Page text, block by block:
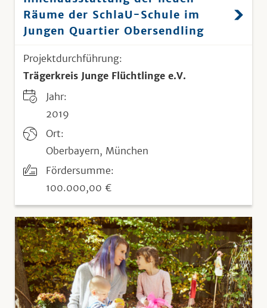
Räume der SchlaU-Schule im
Jungen Quartier Obersendling
Projektdurchführung:
Trägerkreis Junge Flüchtlinge e.V.
Jahr:
2019
Ort:
Oberbayern, München
Fördersumme:
100.000,00 €